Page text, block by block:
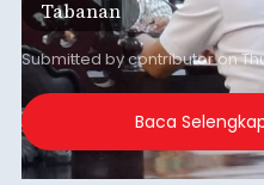
Tabanan
Submitted bycontributoron
Baca